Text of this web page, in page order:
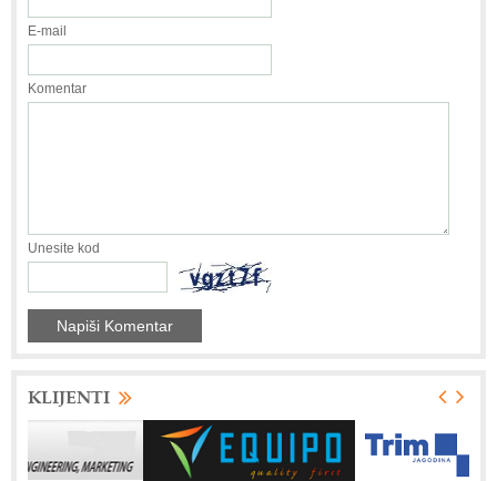
E-mail
Komentar
Unesite kod
KLIJENTI